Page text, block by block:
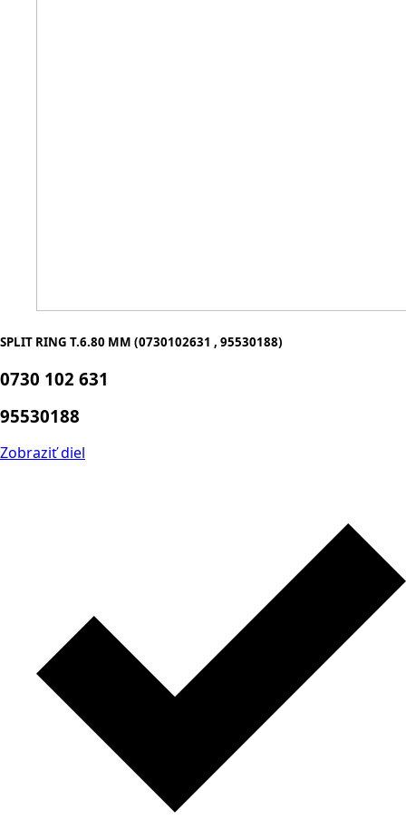
SPLIT RING T.6.80 MM (0730102631 , 95530188)
0730 102 631
95530188
Zobraziť diel